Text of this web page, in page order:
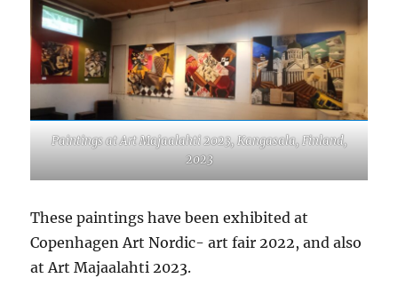
Paintings at Art Majaalahti 2023, Kangasala, Finland,
2023
These paintings have been exhibited at
Copenhagen Art Nordic- art fair 2022, and also
at Art Majaalahti 2023.